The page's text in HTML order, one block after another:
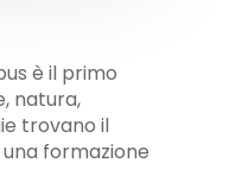
è il primo
natura,
trovano il
formazione